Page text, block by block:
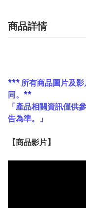
商品詳情
*** 所有商品圖片及
同。**
「產品相關資訊僅供
告為準。」
【商品影片】